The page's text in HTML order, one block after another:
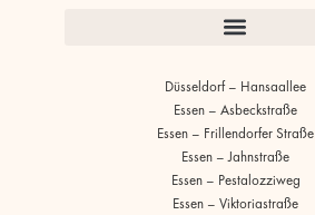
Düsseldorf – Hansaallee
Essen – Asbeckstraße
Essen – Frillendorfer Straße
Essen – Jahnstraße
Essen – Pestalozziweg
Essen – Viktoriastraße